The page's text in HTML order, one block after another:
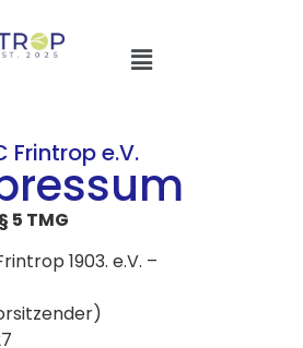
Frintrop e.V.
5 TMG
1903. e.V. –